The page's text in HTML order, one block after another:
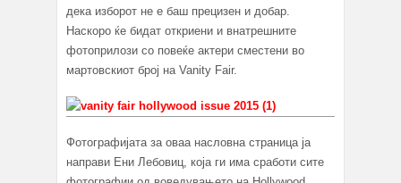
дека изборот не е баш прецизен и добар.
Наскоро ќе бидат откриени и внатрешните
фотоприлози со повеќе актери сместени во
мартовскиот број на Vanity Fair.
Фотографијата за оваа насловна страница ја
направи Ени Лебовиц, која ги има сработи сите